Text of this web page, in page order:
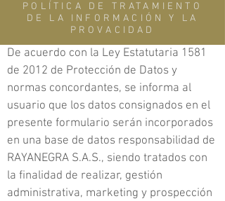
De acuerdo con la Ley Estatutaria 1581
de 2012 de Protección de Datos y
normas concordantes, se informa al
usuario que los datos consignados en el
presente formulario serán incorporados
en una base de datos responsabilidad de
RAYANEGRA S.A.S., siendo tratados con
la finalidad de realizar, gestión
administrativa, marketing y prospección
POLÍTICA DE TRATAMIENTO
DE LA INFORMACIÓN Y LA
PROVACIDAD